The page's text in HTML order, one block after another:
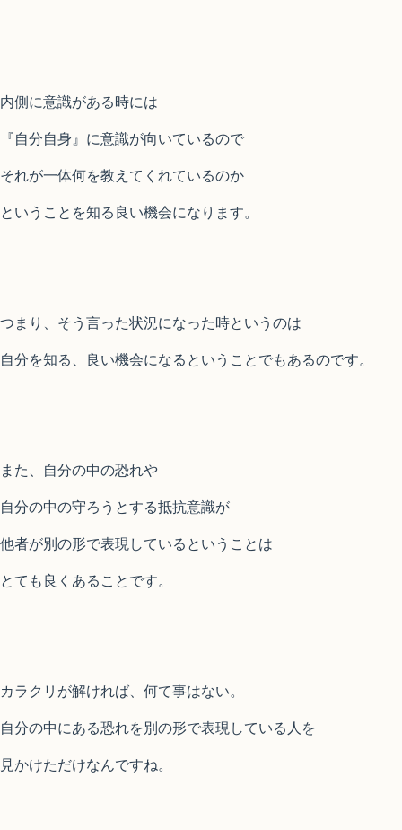
内側に意識がある時には
『自分自身』に意識が向いているので
それが一体何を教えてくれているのか
ということを知る良い機会になります。
つまり、そう言った状況になった時というのは
自分を知る、良い機会になるということでもあるのです。
また、自分の中の恐れや
自分の中の守ろうとする抵抗意識が
他者が別の形で表現しているということは
とても良くあることです。
カラクリが解ければ、何て事はない。
自分の中にある恐れを別の形で表現している人を
見かけただけなんですね。